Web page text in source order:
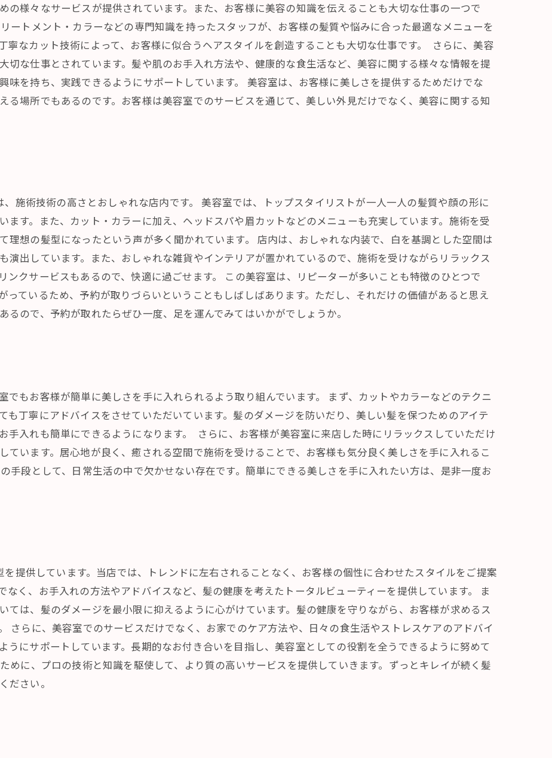
の様々なサービスが提供されています。また、お客様に美容の知識を伝えることも大切な仕事の一つで
ートメント・カラーなどの専門知識を持ったスタッフが、お客様の髪質や悩みに合った最適なメニューを
寧なカット技術によって、お客様に似合うヘアスタイルを創造することも大切な仕事です。 さらに、美容
切な仕事とされています。髪や肌のお手入れ方法や、健康的な食生活など、美容に関する様々な情報を提
味を持ち、実践できるようにサポートしています。 美容室は、お客様に美しさを提供するためだけでな
る場所でもあるのです。お客様は美容室でのサービスを通じて、美しい外見だけでなく、美容に関する知
施術技術の高さとおしゃれな店内です。 美容室では、トップスタイリストが一人一人の髪質や顔の形に
ます。また、カット・カラーに加え、ヘッドスパや眉カットなどのメニューも充実しています。施術を受
理想の髪型になったという声が多く聞かれています。 店内は、おしゃれな内装で、白を基調とした空間は
演出しています。また、おしゃれな雑貨やインテリアが置かれているので、施術を受けながらリラックス
ンクサービスもあるので、快適に過ごせます。 この美容室は、リピーターが多いことも特徴のひとつで
っているため、予約が取りづらいということもしばしばあります。ただし、それだけの価値があると思え
ので、予約が取れたらぜひ一度、足を運んでみてはいかがでしょうか。
でもお客様が簡単に美しさを手に入れられるよう取り組んでいます。 まず、カットやカラーなどのテクニ
も丁寧にアドバイスをさせていただいています。髪のダメージを防いだり、美しい髪を保つためのアイテ
手入れも簡単にできるようになります。 さらに、お客様が美容室に来店した時にリラックスしていただけ
ています。居心地が良く、癒される空間で施術を受けることで、お客様も気分良く美しさを手に入れるこ
手段として、日常生活の中で欠かせない存在です。簡単にできる美しさを手に入れたい方は、是非一度お
提供しています。当店では、トレンドに左右されることなく、お客様の個性に合わせたスタイルをご提案
なく、お手入れの方法やアドバイスなど、髪の健康を考えたトータルビューティーを提供しています。 ま
ては、髪のダメージを最小限に抑えるように心がけています。髪の健康を守りながら、お客様が求めるス
さらに、美容室でのサービスだけでなく、お家でのケア方法や、日々の食生活やストレスケアのアドバイ
うにサポートしています。長期的なお付き合いを目指し、美容室としての役割を全うできるように努めて
めに、プロの技術と知識を駆使して、より質の高いサービスを提供していきます。ずっとキレイが続く髪
ださい。